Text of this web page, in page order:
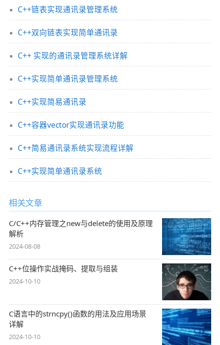
C++链表实现通讯录管理系统
C++双向链表实现简单通讯录
C++ 实现的通讯录管理系统详解
C++实现简单通讯录管理系统
C++实现简易通讯录
C++容器vector实现通讯录功能
C++简易通讯录系统实现流程详解
C++实现简单通讯录系统
相关文章
C/C++内存管理之new与delete的使用及原理
解析
2024-08-08
C++位操作实战掩码、提取与组装
2024-10-10
C语言中的strncpy()函数的用法及应用场景
详解
2024-10-10